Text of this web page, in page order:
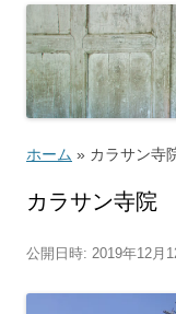
ホーム » カラサン寺
カラサン寺院
公開日時: 2019年12月